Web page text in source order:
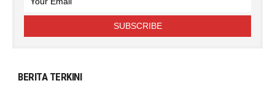
BERITA TERKINI